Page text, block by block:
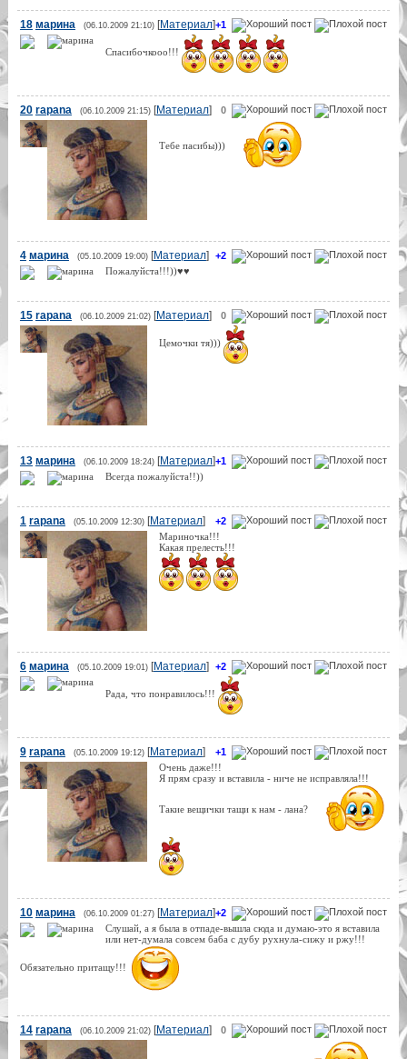
+1
18 марина (06.10.2009 21:10)[Материал]
Спасибочкооо!!!
0
20 rapana (06.10.2009 21:15)[Материал]
Тебе пасибы)))
+2
4 марина (05.10.2009 19:00)[Материал]
Пожалуйста!!!))♥♥
0
15 rapana (06.10.2009 21:02)[Материал]
Цемочки тя)))
+1
13 марина (06.10.2009 18:24)[Материал]
Всегда пожалуйста!!))
+2
1 rapana (05.10.2009 12:30)[Материал]
Мариночка!!!
Какая прелесть!!!
+2
6 марина (05.10.2009 19:01)[Материал]
Рада, что понравилось!!!
+1
9 rapana (05.10.2009 19:12)[Материал]
Очень даже!!!
Я прям сразу и вставила - ниче не исправляла!!!
Такие вещички тащи к нам - лана?
+2
10 марина (06.10.2009 01:27)[Материал]
Слушай, а я была в отпаде-вышла сюда и думаю-это я вставила
или нет-думала совсем баба с дубу рухнула-сижу и ржу!!!
Обязательно притащу!!!
0
14 rapana (06.10.2009 21:02)[Материал]